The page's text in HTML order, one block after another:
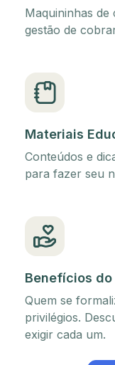
Maquininhas de
gestão de
Materiais
Conteúdos e
para fazer seu
Benefícios do
Quem se
privilégios.
exigir cada um.